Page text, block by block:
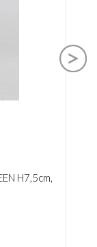
H7,5cm,